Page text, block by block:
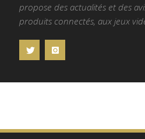
propose des actualités et des
produits connectés, aux jeux